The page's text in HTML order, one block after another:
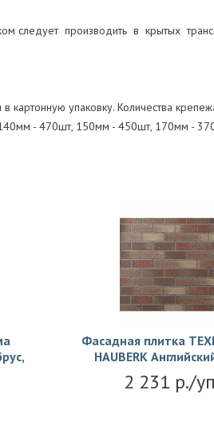
следует производить в крытых
в картонную упаковку. Количества
- 470шт, 150мм - 450шт, 170мм -
Фасадная плитка
HAUBERK
2 231 р./